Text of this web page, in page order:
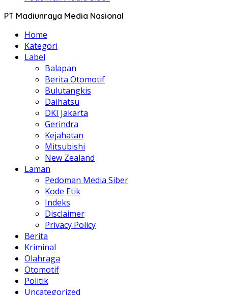
PT Madiunraya Media Nasional
Home
Kategori
Label
Balapan
Berita Otomotif
Bulutangkis
Daihatsu
DKI Jakarta
Gerindra
Kejahatan
Mitsubishi
New Zealand
Laman
Pedoman Media Siber
Kode Etik
Indeks
Disclaimer
Privacy Policy
Berita
Kriminal
Olahraga
Otomotif
Politik
Uncategorized